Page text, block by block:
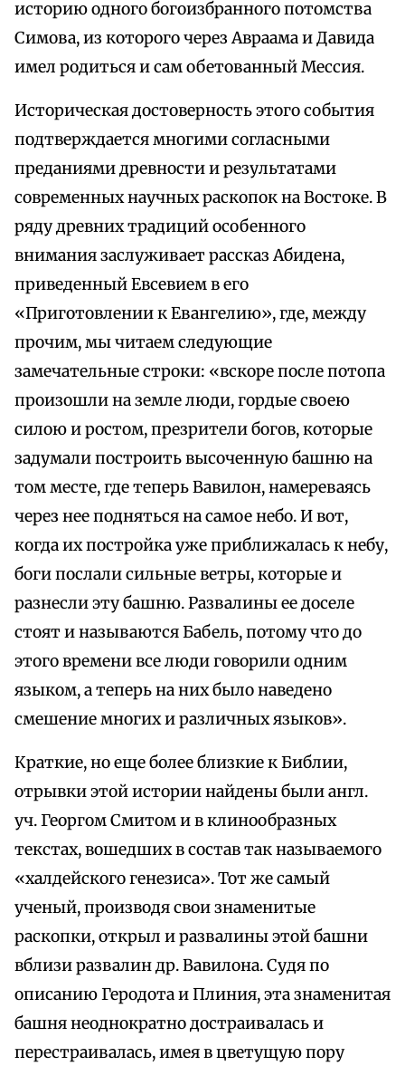
историю одного богоизбранного потомства
Симова, из которого через Авраама и Давида
имел родиться и сам обетованный Мессия.
Историческая достоверность этого события
подтверждается многими согласными
преданиями древности и результатами
современных научных раскопок на Востоке. В
ряду древних традиций особенного
внимания заслуживает рассказ Абидена,
приведенный Евсевием в его
«Приготовлении к Евангелию», где, между
прочим, мы читаем следующие
замечательные строки: «вскоре после потопа
произошли на земле люди, гордые своею
силою и ростом, презрители богов, которые
задумали построить высоченную башню на
том месте, где теперь Вавилон, намереваясь
через нее подняться на самое небо. И вот,
когда их постройка уже приближалась к небу,
боги послали сильные ветры, которые и
разнесли эту башню. Развалины ее доселе
стоят и называются Бабель, потому что до
этого времени все люди говорили одним
языком, а теперь на них было наведено
смешение многих и различных языков».
Краткие, но еще более близкие к Библии,
отрывки этой истории найдены были англ.
уч. Георгом Смитом и в клинообразных
текстах, вошедших в состав так называемого
«халдейского генезиса». Тот же самый
ученый, производя свои знаменитые
раскопки, открыл и развалины этой башни
вблизи развалин др. Вавилона. Судя по
описанию Геродота и Плиния, эта знаменитая
башня неоднократно достраивалась и
перестраивалась, имея в цветущую пору